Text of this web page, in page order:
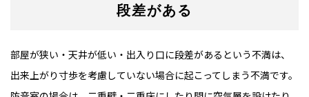
段差がある
部屋が狭い・天井が低い・出入り口に段差があるという不満は、
出来上がり寸歩を考慮していない場合に起こってしまう不満です。